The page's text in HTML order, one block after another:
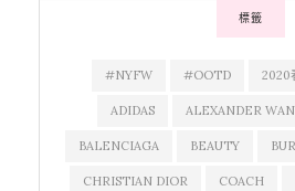
標籤
#NYFW #OOTD 2020
ADIDAS ALEXANDER
BALENCIAGA BEAUTY
CHRISTIAN DIOR COACH